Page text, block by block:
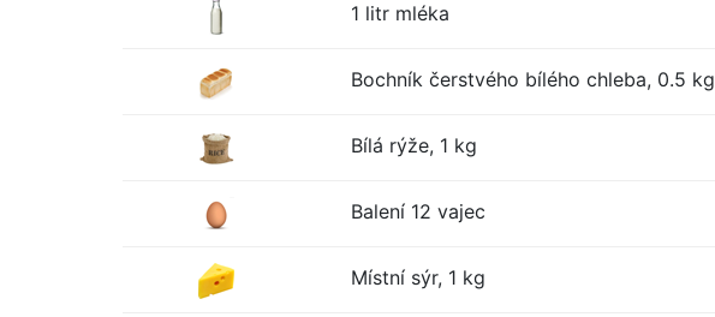
1 litr mléka
Bochník čerstvého bílého chleba, 0.5 kg
Bílá rýže, 1 kg
Balení 12 vajec
Místní sýr, 1 kg